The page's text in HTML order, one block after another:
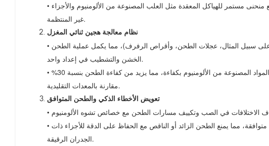
• بالمقارنة مع أنظمة المحاور الخمسة التقليدية، فإنه يحقق تصنيع منحنى مستمر للهياكل المعقدة مثل العلب المصنوعة من الألومنيوم والأجزاء
غير المنتظمة.
نظام معالجة هجين ثنائي المغزل
• يستوعب نظام الطحن القياسي ثنائي المغزل أدوات متنوعة (على سبيل المثال، عجلات الطحن، وأقراص الرفرف)، مما يكمل عملية الطحن
الخشن والتشطيب في إعداد واحد.
• تعمل قوة المغزل (14.7-19.7 كيلو وات) على تمكين إزالة المواد المصنوعة من الألومنيوم بكفاءة، مما يزيد من كفاءة الطحن بنسبة 30%
مقارنة بالمعدات التقليدية.
تعويض الأخطاء الذكي والطحن المتوافق
• يضمن التحكم في حلقة التيار وحلقة عزم الدوران عملية طحن متوافقة، مما يمنع الطحن الزائد أو الناقص مع الحفاظ على الدقة للأجزاء ذات
الجدران الرقيقة.